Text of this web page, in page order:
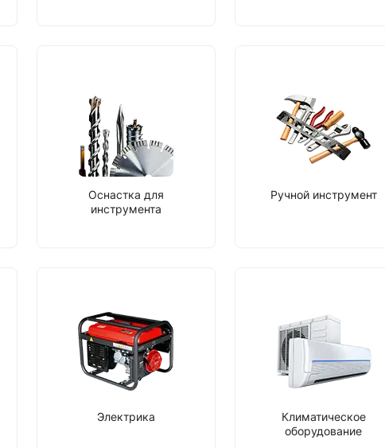
Оснастка для
инструмента
Ручной инструмент
Электрика
Климатическое
оборудование